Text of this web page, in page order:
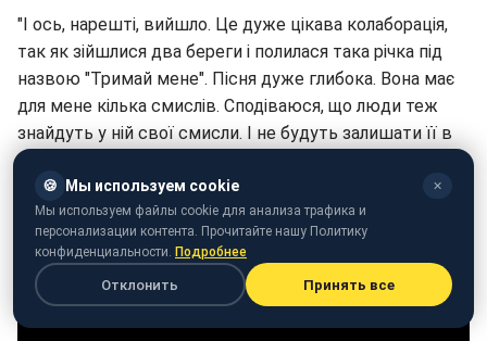
"І ось, нарешті, вийшло. Це дуже цікава колаборація,
так як зійшлися два береги і полилася така річка під
назвою "Тримай мене". Пісня дуже глибока. Вона має
для мене кілька смислів. Сподіваюся, що люди теж
знайдуть у ній свої смисли. І не будуть залишати її в
рамках якогось одного сенсу, тому що це така глибока
і дуже емоційна пісня", прокоментував трек Чемеров.
🍪 Мы используем cookie ✕
Мы используем файлы cookie для анализа трафика и
персонализации контента. Прочитайте нашу Политику
конфиденциальности. Подробнее
Отклонить Принять все